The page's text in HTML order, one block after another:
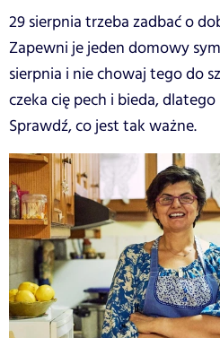
29 sierpnia trzeba zadbać o
Zapewni je jeden domowy
sierpnia i nie chowaj tego do
czeka cię pech i bieda,
Sprawdź, co jest tak ważne.